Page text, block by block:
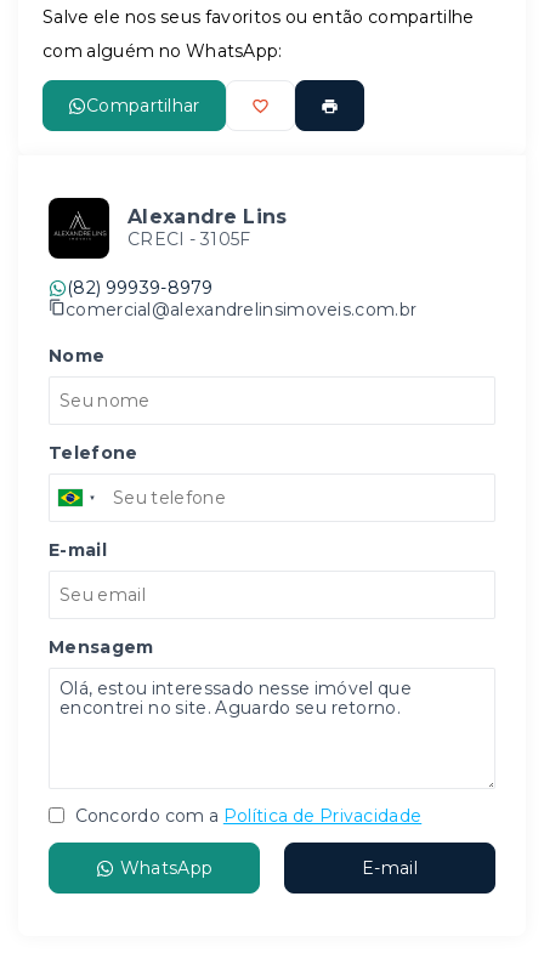
Salve ele nos seus favoritos ou então compartilhe
com alguém no WhatsApp:
Compartilhar
Alexandre Lins
CRECI - 3105F
(82) 99939-8979
comercial@alexandrelinsimoveis.com.br
Nome
Telefone
E-mail
Mensagem
Concordo com a Política de Privacidade
WhatsApp E-mail